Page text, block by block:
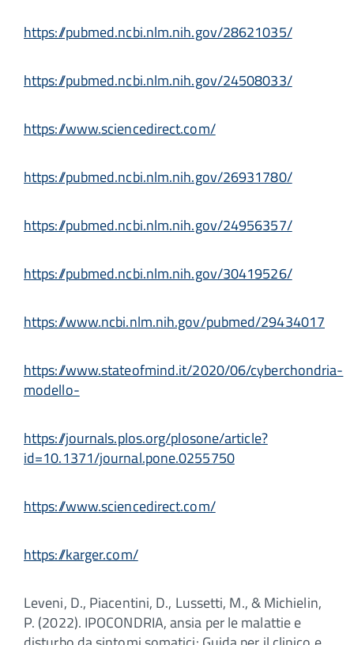
https://pubmed.ncbi.nlm.nih.gov/28621035/
https://pubmed.ncbi.nlm.nih.gov/24508033/
https://www.sciencedirect.com/
https://pubmed.ncbi.nlm.nih.gov/26931780/
https://pubmed.ncbi.nlm.nih.gov/24956357/
https://pubmed.ncbi.nlm.nih.gov/30419526/
https://www.ncbi.nlm.nih.gov/pubmed/29434017
https://www.stateofmind.it/2020/06/cyberchondria-
modello-
https://journals.plos.org/plosone/article?
id=10.1371/journal.pone.0255750
https://www.sciencedirect.com/
https://karger.com/
Leveni, D., Piacentini, D., Lussetti, M., & Michielin,
P. (2022). IPOCONDRIA, ansia per le malattie e